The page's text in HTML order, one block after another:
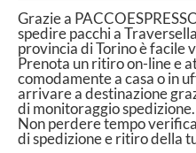
Grazie a
spedire pacchi a
provincia di Torino è facile
Prenota un ritiro on-line e
comodamente a casa o in
arrivare a destinazione
di monitoraggio spedizione.
Non perdere tempo
di spedizione e ritiro della